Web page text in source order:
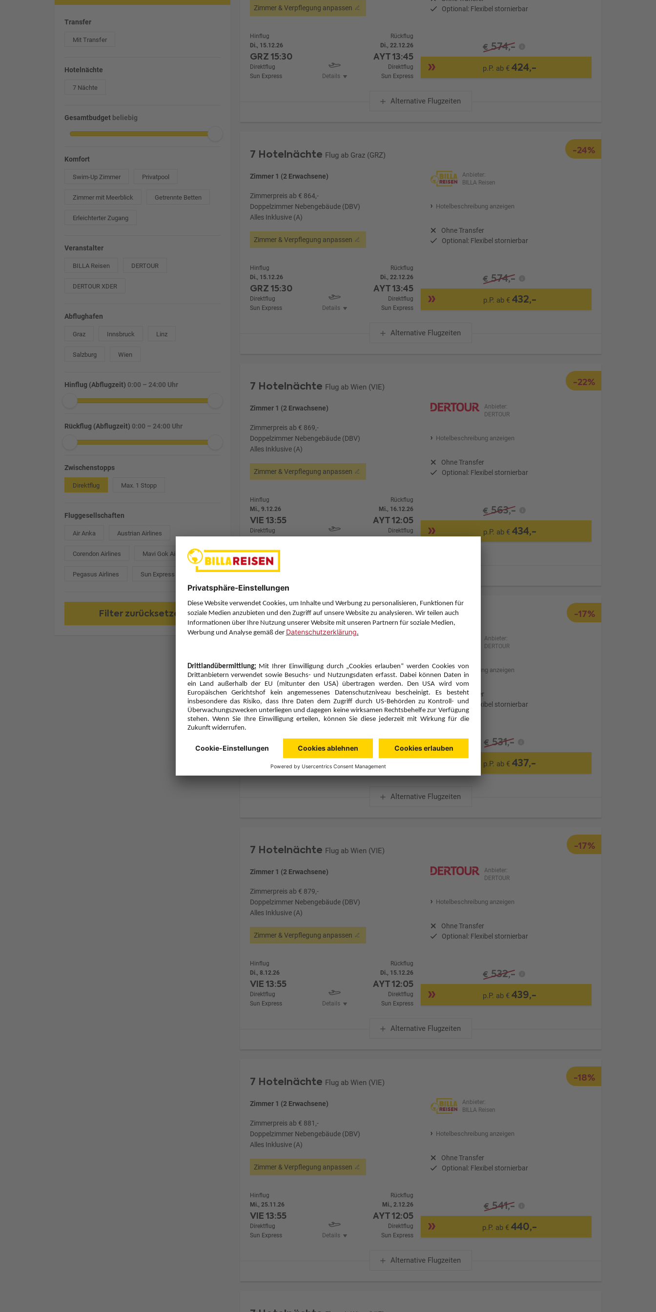
Transfer
Mit Transfer
Hotelnächte
7 Nächte
Gesamtbudget beliebig
Komfort
Swim-Up Zimmer Privatpool
Zimmer mit Meerblick Getrennte Betten
Erleichterter Zugang
Veranstalter
BILLA Reisen DERTOUR
DERTOUR XDER
Abflughafen
Graz Innsbruck Linz
Salzburg Wien
Hinflug (Abflugzeit) 0:00 – 24:00 Uhr
Rückflug (Abflugzeit) 0:00 – 24:00 Uhr
Zwischenstopps
Direktflug Max. 1 Stopp
Fluggesellschaften
Air Anka Austrian Airlines
Corendon Airlines Mavi Gok Airlines
Pegasus Airlines Sun Express
Filter zurücksetzen
Zimmer & Verpflegung anpassen
Optional: Flexibel stornierbar
Hinflug
Di., 15.12.26
GRZ15:30
Direktflug
Sun Express
Details
Rückflug
Di., 22.12.26
AYT13:45
Direktflug
Sun Express
€ 574,-
p.P. ab €424,-
Alternative Flugzeiten
-24%
7 Hotelnächte Flug ab Graz (GRZ)
Zimmer 1 (2 Erwachsene)
Zimmerpreis ab € 864,-
Doppelzimmer Nebengebäude (DBV)
Alles Inklusive (A)
Zimmer & Verpflegung anpassen
Anbieter:
BILLA Reisen
Hotelbeschreibung anzeigen
Ohne Transfer
Optional: Flexibel stornierbar
Hinflug
Di., 15.12.26
GRZ15:30
Direktflug
Sun Express
Details
Rückflug
Di., 22.12.26
AYT13:45
Direktflug
Sun Express
€ 574,-
p.P. ab € 432,-
Alternative Flugzeiten
-22%
7 Hotelnächte Flug ab Wien (VIE)
Zimmer 1 (2 Erwachsene)
Zimmerpreis ab € 869,-
Doppelzimmer Nebengebäude (DBV)
Alles Inklusive (A)
Zimmer & Verpflegung anpassen
Anbieter:
DERTOUR
Hotelbeschreibung anzeigen
Ohne Transfer
Optional: Flexibel stornierbar
Hinflug
Mi., 9.12.26
VIE13:55
Direktflug
Rückflug
Mi., 16.12.26
AYT12:05
Direktflug
€ 563,-
p.P. ab € 434,-
-17%
7 Hotelnächte Flug ab Wien (VIE)
Doppelzimmer Nebengebäude (DBV)
Alles Inklusive (A)
Zimmer & Verpflegung anpassen
Anbieter:
DERTOUR
Hotelbeschreibung anzeigen
Ohne Transfer
Optional: Flexibel stornierbar
Mo., 7.12.26
VIE13:55
Mo., 14.12.26
12:05
€ 531,-
p.P. ab €437,-
Alternative Flugzeiten
-17%
7 Hotelnächte Flug ab Wien (VIE)
Zimmer 1 (2 Erwachsene)
Zimmerpreis ab € 879,-
Doppelzimmer Nebengebäude (DBV)
Alles Inklusive (A)
Zimmer & Verpflegung anpassen
Anbieter:
DERTOUR
Hotelbeschreibung anzeigen
Ohne Transfer
Optional: Flexibel stornierbar
Hinflug
Di., 8.12.26
VIE13:55
Direktflug
Sun Express
Details
Rückflug
Di., 15.12.26
AYT12:05
Direktflug
Sun Express
€ 532,-
p.P. ab €439,-
Alternative Flugzeiten
-18%
7 Hotelnächte Flug ab Wien (VIE)
Zimmer 1 (2 Erwachsene)
Zimmerpreis ab € 881,-
Doppelzimmer Nebengebäude (DBV)
Alles Inklusive (A)
Zimmer & Verpflegung anpassen
Anbieter:
BILLA Reisen
Hotelbeschreibung anzeigen
Ohne Transfer
Optional: Flexibel stornierbar
Hinflug
Mi., 25.11.26
VIE13:55
Direktflug
Sun Express
Details
Rückflug
Mi., 2.12.26
AYT12:05
Direktflug
Sun Express
€ 541,-
p.P. ab €440,-
Alternative Flugzeiten